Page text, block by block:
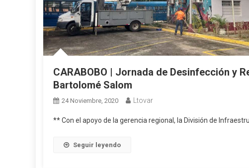
CARABOBO | Jornada de Desinfección y
Bartolomé Salom
24 Noviembre, 2020 Ltovar
** Con el apoyo de la gerencia regional, la División de
Seguir leyendo